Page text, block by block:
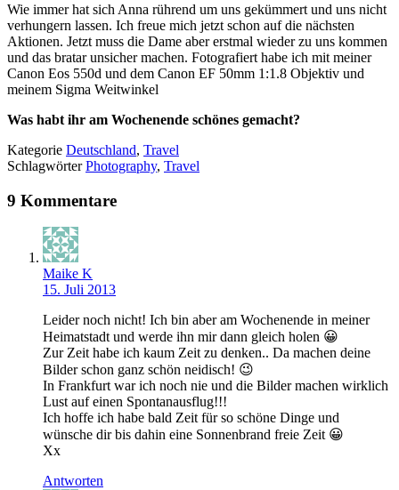
Wie immer hat sich Anna rührend um uns gekümmert und uns nicht
verhungern lassen. Ich freue mich jetzt schon auf die nächsten
Aktionen. Jetzt muss die Dame aber erstmal wieder zu uns kommen
und das bratar unsicher machen. Fotografiert habe ich mit meiner
Canon Eos 550d und dem Canon EF 50mm 1:1.8 Objektiv und
meinem Sigma Weitwinkel
Was habt ihr am Wochenende schönes gemacht?
Kategorie Deutschland, Travel
SchlagwörterPhotography, Travel
9 Kommentare
Maike K
15. Juli 2013
Leider noch nicht! Ich bin aber am Wochenende in meiner
Heimatstadt und werde ihn mir dann gleich holen 😀
Zur Zeit habe ich kaum Zeit zu denken.. Da machen deine
Bilder schon ganz schön neidisch! 😉
In Frankfurt war ich noch nie und die Bilder machen wirklich
Lust auf einen Spontanausflug!!!
Ich hoffe ich habe bald Zeit für so schöne Dinge und
wünsche dir bis dahin eine Sonnenbrand freie Zeit 😀
Xx
Antworten